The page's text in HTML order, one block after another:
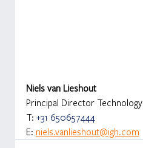
Niels van Lieshout
Principal Director Technology
T: +31 650657444
E: niels.vanlieshout@igh.com